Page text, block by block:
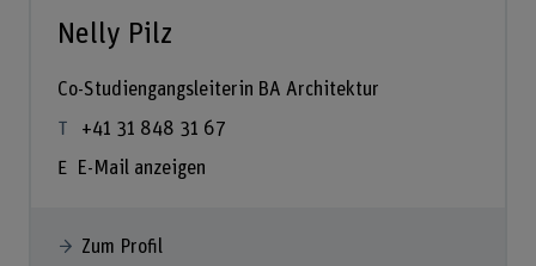
Nelly Pilz
Co-Studiengangsleiterin BA Architektur
+41 31 848 31 67
E-Mail anzeigen
Zum Profil